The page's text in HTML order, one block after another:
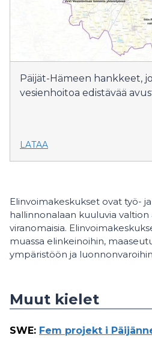
Päijät-Hämeen hankkeet,
vesienhoitoa edistävää
LATAA
Elinvoimakeskukset ovat työ-
hallinnonalaan kuuluvia
viranomaisia.
muassa elinkeinoihin,
ympäristöön ja
Muut kielet
SWE: Fem projekt i